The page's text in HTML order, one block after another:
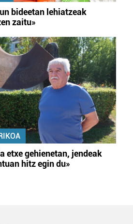
bideetan lehiatzeak
zaitu»
etxe gehienetan, jendeak
hitz egin du»